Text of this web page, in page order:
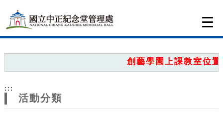
網
站
主
題
創藝學園上課教室位置圖
:::
活動分類